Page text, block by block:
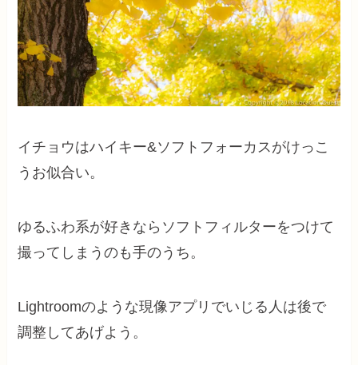
イチョウはハイキー&ソフトフォーカスがけっこ
うお似合い。
ゆるふわ系が好きならソフトフィルターをつけて
撮ってしまうのも手のうち。
Lightroomのような現像アプリでいじる人は後で
調整してあげよう。